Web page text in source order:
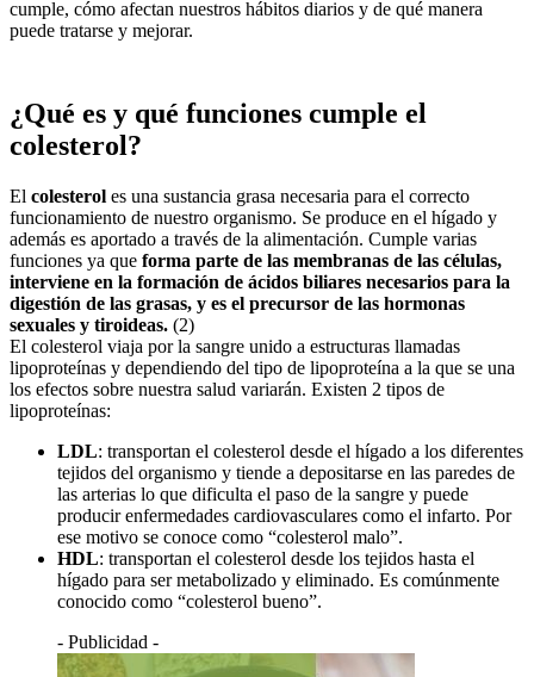
cumple, cómo afectan nuestros hábitos diarios y de qué manera
puede tratarse y mejorar.
¿Qué es y qué funciones cumple el
colesterol?
El colesterol es una sustancia grasa necesaria para el correcto
funcionamiento de nuestro organismo. Se produce en el hígado y
además es aportado a través de la alimentación. Cumple varias
funciones ya que forma parte de las membranas de las células,
interviene en la formación de ácidos biliares necesarios para la
digestión de las grasas, y es el precursor de las hormonas
sexuales y tiroideas. (2)
El colesterol viaja por la sangre unido a estructuras llamadas
lipoproteínas y dependiendo del tipo de lipoproteína a la que se una
los efectos sobre nuestra salud variarán. Existen 2 tipos de
lipoproteínas:
LDL: transportan el colesterol desde el hígado a los diferentes
tejidos del organismo y tiende a depositarse en las paredes de
las arterias lo que dificulta el paso de la sangre y puede
producir enfermedades cardiovasculares como el infarto. Por
ese motivo se conoce como “colesterol malo”.
HDL: transportan el colesterol desde los tejidos hasta el
hígado para ser metabolizado y eliminado. Es comúnmente
conocido como “colesterol bueno”.
- Publicidad -